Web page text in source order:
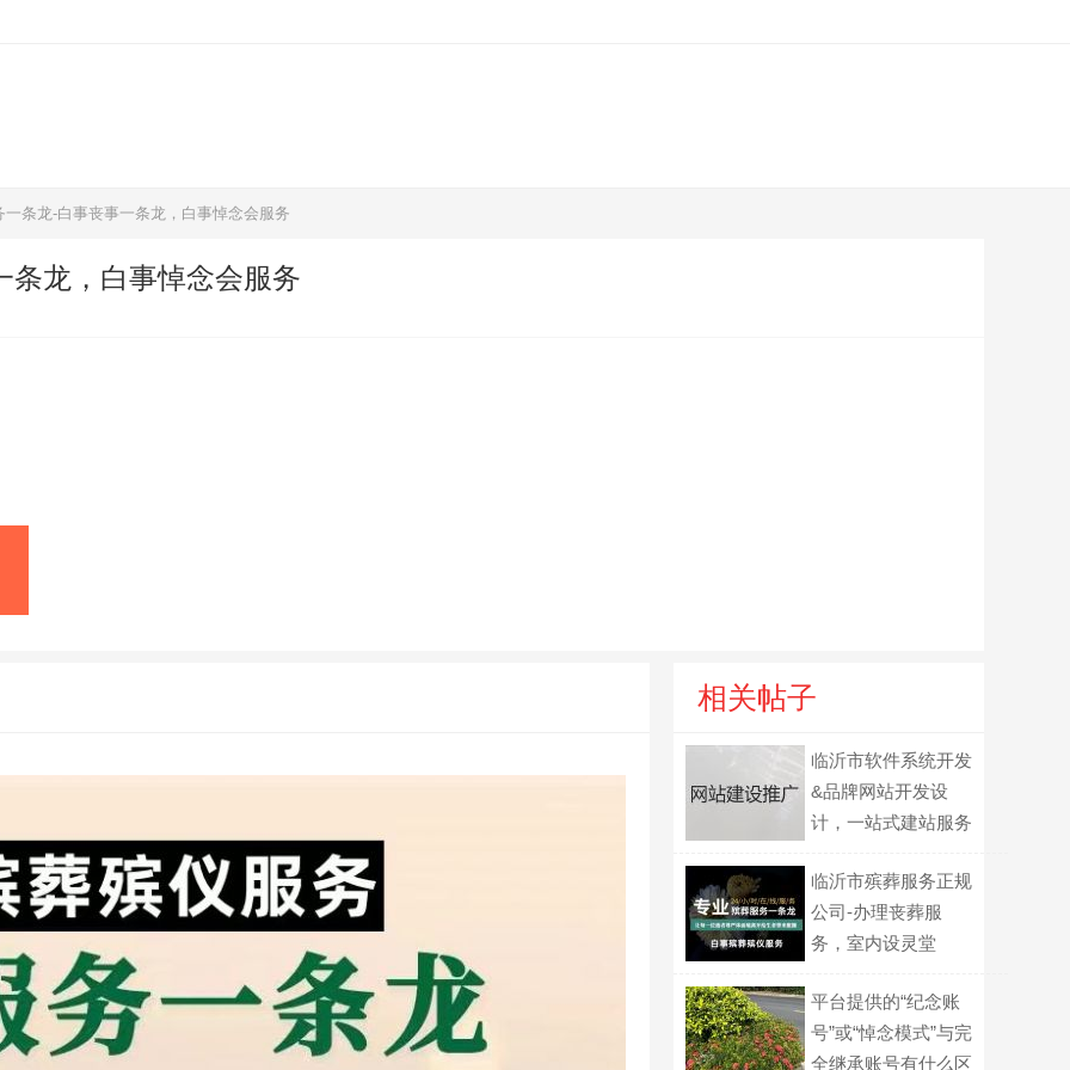
一条龙-白事丧事一条龙，白事悼念会服务
条龙，白事悼念会服务
相关帖子
临沂市软件系统开发
&品牌网站开发设
计，一站式建站服务
临沂市殡葬服务正规
公司-办理丧葬服
务，室内设灵堂
平台提供的“纪念账
号”或“悼念模式”与完
全继承账号有什么区